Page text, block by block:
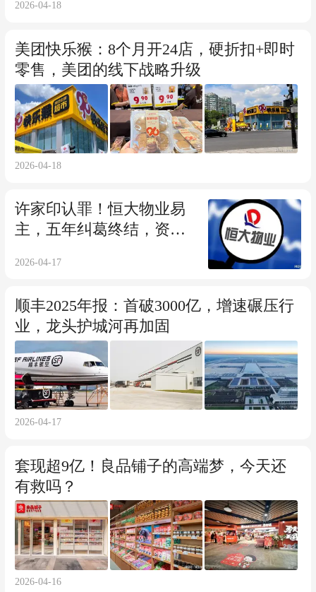
2026-04-18
美团快乐猴：8个月开24店，硬折扣+即时
零售，美团的线下战略升级
2026-04-18
许家印认罪！恒大物业易
主，五年纠葛终结，资产
2026-04-17
顺丰2025年报：首破3000亿，增速碾压行
业，龙头护城河再加固
2026-04-17
套现超9亿！良品铺子的高端梦，今天还
有救吗？
2026-04-16